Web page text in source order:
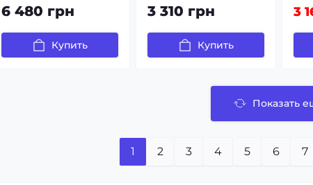
6 480 грн
Купить
3 310 грн
Купить
3
Показать
1 2 3 4 5 6 7